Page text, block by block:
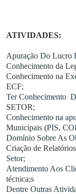
H
o
j
e
C
o
n
c
u
r
s
o
s
ATIVIDADES:
Apuração Do Lucro
Conhecimento da
Conhecimento na
ECF;
Ter Conhecimento
SETOR;
Conhecimento na
Municipais (PIS,
Domínio Sobre As
Criação de
Setor;
Atendimento Aos
técnica;s
Dentre Outras